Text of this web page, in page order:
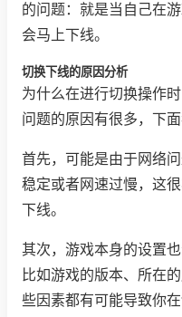
的问题：就是当自己在
会马上下线。
切换下线的原因分析
为什么在进行切换操作
问题的原因有很多，下
首先，可能是由于网络
稳定或者网速过慢，这
下线。
其次，游戏本身的设置
比如游戏的版本、所在
些因素都有可能导致你在